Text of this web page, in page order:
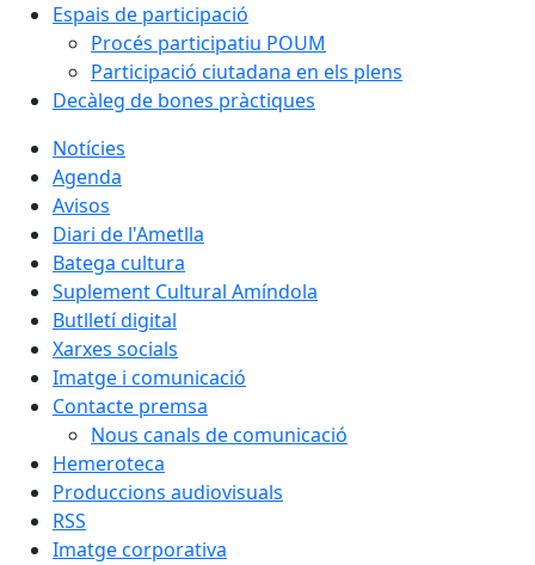
Espais de participació
Procés participatiu POUM
Participació ciutadana en els plens
Decàleg de bones pràctiques
Notícies
Agenda
Avisos
Diari de l'Ametlla
Batega cultura
Suplement Cultural Amíndola
Butlletí digital
Xarxes socials
Imatge i comunicació
Contacte premsa
Nous canals de comunicació
Hemeroteca
Produccions audiovisuals
RSS
Imatge corporativa